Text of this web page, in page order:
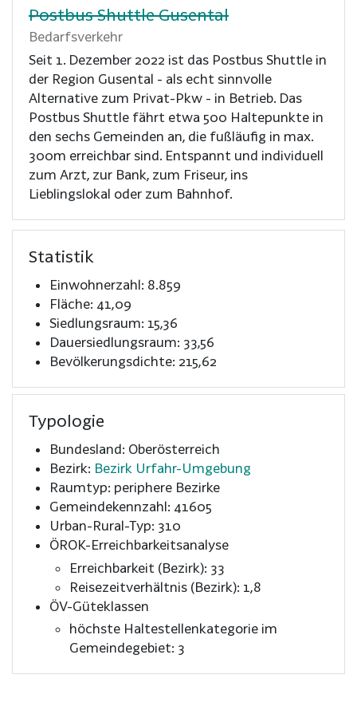
Postbus Shuttle Gusental
Bedarfsverkehr
Seit 1. Dezember 2022 ist das Postbus Shuttle in
der Region Gusental - als echt sinnvolle
Alternative zum Privat-Pkw - in Betrieb. Das
Postbus Shuttle fährt etwa 500 Haltepunkte in
den sechs Gemeinden an, die fußläufig in max.
300m erreichbar sind. Entspannt und individuell
zum Arzt, zur Bank, zum Friseur, ins
Lieblingslokal oder zum Bahnhof.
Statistik
Einwohnerzahl: 8.859
Fläche: 41,09
Siedlungsraum: 15,36
Dauersiedlungsraum: 33,56
Bevölkerungsdichte: 215,62
Typologie
Bundesland: Oberösterreich
Bezirk: Bezirk Urfahr-Umgebung
Raumtyp: periphere Bezirke
Gemeindekennzahl: 41605
Urban-Rural-Typ: 310
ÖROK-Erreichbarkeitsanalyse
Erreichbarkeit (Bezirk): 33
Reisezeitverhältnis (Bezirk): 1,8
ÖV-Güteklassen
höchste Haltestellenkategorie im
Gemeindegebiet: 3